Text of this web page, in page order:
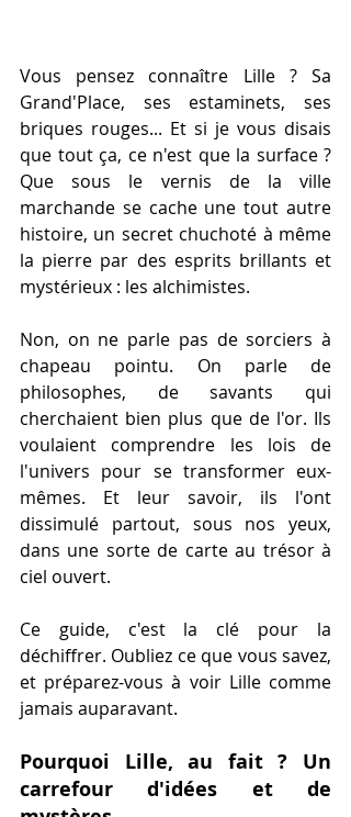
Vous pensez connaître Lille ? Sa
Grand'Place, ses estaminets, ses
briques rouges... Et si je vous disais
que tout ça, ce n'est que la surface ?
Que sous le vernis de la ville
marchande se cache une tout autre
histoire, un secret chuchoté à même
la pierre par des esprits brillants et
mystérieux : les alchimistes.
Non, on ne parle pas de sorciers à
chapeau pointu. On parle de
philosophes, de savants qui
cherchaient bien plus que de l'or. Ils
voulaient comprendre les lois de
l'univers pour se transformer eux-
mêmes. Et leur savoir, ils l'ont
dissimulé partout, sous nos yeux,
dans une sorte de carte au trésor à
ciel ouvert.
Ce guide, c'est la clé pour la
déchiffrer. Oubliez ce que vous savez,
et préparez-vous à voir Lille comme
jamais auparavant.
Pourquoi Lille, au fait ? Un
carrefour d'idées et de